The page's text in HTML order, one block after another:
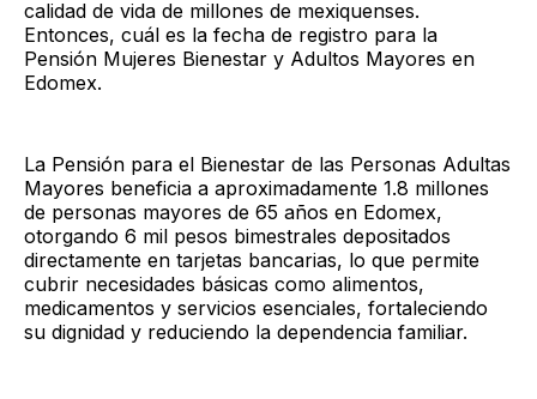
calidad de vida de millones de mexiquenses.
Entonces, cuál es la fecha de registro para la
Pensión Mujeres Bienestar y Adultos Mayores en
Edomex.
La Pensión para el Bienestar de las Personas Adultas
Mayores beneficia a aproximadamente 1.8 millones
de personas mayores de 65 años en Edomex,
otorgando 6 mil pesos bimestrales depositados
directamente en tarjetas bancarias, lo que permite
cubrir necesidades básicas como alimentos,
medicamentos y servicios esenciales, fortaleciendo
su dignidad y reduciendo la dependencia familiar.